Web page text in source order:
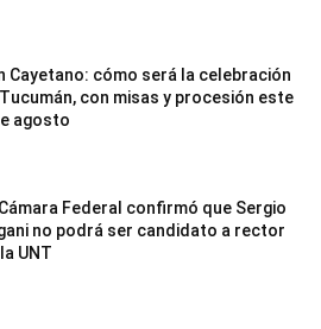
Cayetano: cómo será la celebración
con misas y procesión este
agosto
Federal confirmó que Sergio
no podrá ser candidato a rector
UNT